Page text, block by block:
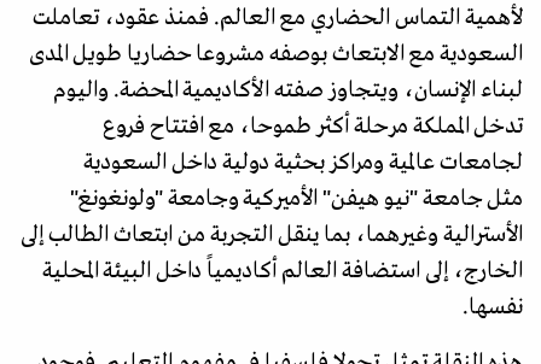
لأهمية التماس الحضاري مع العالم. فمنذ عقود، تعاملت
السعودية مع الابتعاث بوصفه مشروعا حضاريا طويل المدى
لبناء الإنسان، ويتجاوز صفته الأكاديمية المحضة. واليوم
تدخل المملكة مرحلة أكثر طموحا، مع افتتاح فروع
لجامعات عالمية ومراكز بحثية دولية داخل السعودية
مثل جامعة "نيو هيفن" الأميركية وجامعة "ولونغونغ"
الأسترالية وغيرهما، بما ينقل التجربة من ابتعاث الطالب إلى
الخارج، إلى استضافة العالم أكاديمياً داخل البيئة المحلية
نفسها.